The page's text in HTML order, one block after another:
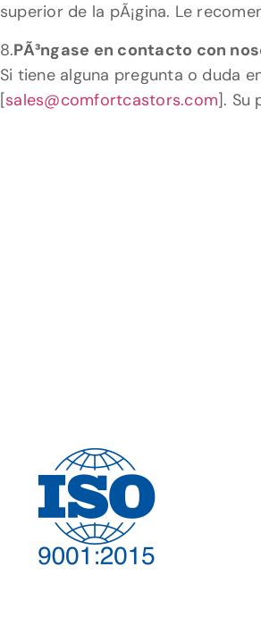
superior de la pÃ¡gina. Le
8.PÃ³ngase en contacto con
Si tiene alguna pregunta o duda
[sales@comfortcastors.com]. Su